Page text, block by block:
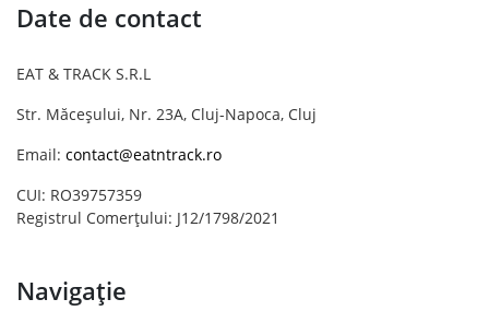
Date de contact
EAT & TRACK S.R.L
Str. Măceșului, Nr. 23A, Cluj-Napoca, Cluj
Email: contact@eatntrack.ro
CUI: RO39757359
Registrul Comerțului: J12/1798/2021
Navigație